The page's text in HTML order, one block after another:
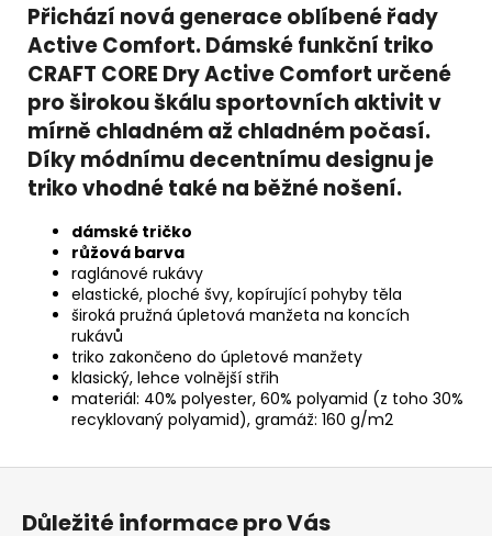
Přichází nová generace oblíbené řady
Active Comfort. Dámské funkční triko
CRAFT CORE Dry Active Comfort určené
pro širokou škálu sportovních aktivit v
mírně chladném až chladném počasí.
Díky módnímu decentnímu designu je
triko vhodné také na běžné nošení.
dámské tričko
růžová barva
raglánové rukávy
elastické, ploché švy, kopírující pohyby těla
široká pružná úpletová manžeta na koncích
rukávů
triko zakončeno do úpletové manžety
klasický, lehce volnější střih
materiál: 40% polyester, 60% polyamid (z toho 30%
recyklovaný polyamid), gramáž: 160 g/m2
Důležité informace pro Vás